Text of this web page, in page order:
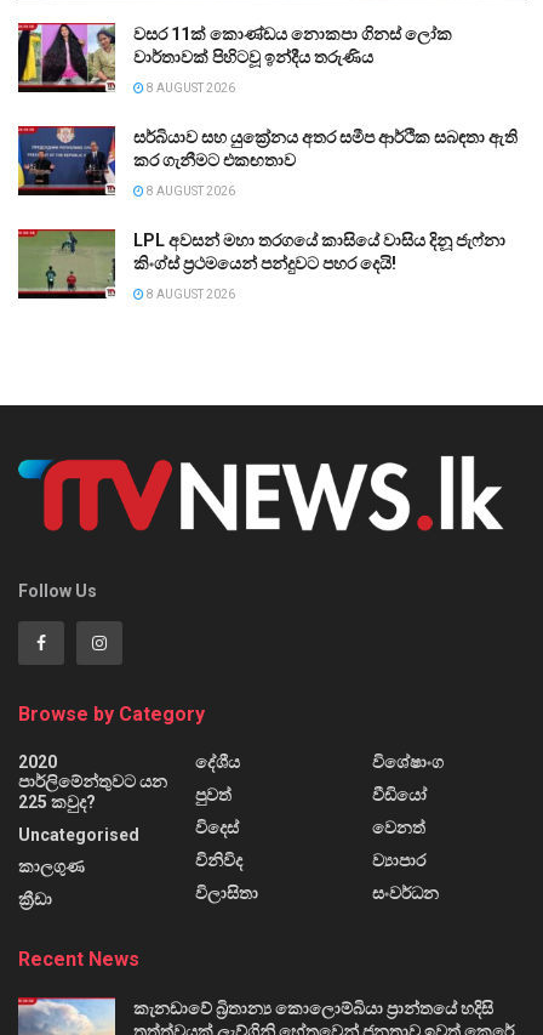
වසර 11ක් කොණ්ඩය නොකපා ගිනස් ලෝක
වාර්තාවක් පිහිටවූ ඉන්දීය තරුණිය
8 AUGUST 2026
සර්බියාව සහ යුක්‍රේනය අතර සමීප ආර්ථික සබඳතා ඇති
කර ගැනීමට එකඟතාව
8 AUGUST 2026
LPL අවසන් මහා තරගයේ කාසියේ වාසිය දිනූ ජැෆ්නා
කිංග්ස් ප්‍රථමයෙන් පන්දුවට පහර දෙයි!
8 AUGUST 2026
Follow Us
Browse by Category
2020
පාර්ලිමේන්තුවට යන
225 කවුද?
Uncategorised
කාලගුණ
ක්‍රීඩා
දේශීය
පුවත්
විදෙස්
විනිවිද
විලාසිතා
විශේෂාංග
වීඩියෝ
වෙනත්
ව්‍යාපාර
සංවර්ධන
Recent News
කැනඩාවේ බ්‍රිතාන්‍ය කොලොම්බියා ප්‍රාන්තයේ හදිසි
තත්ත්වයක් ලැව්ගිනි හේතුවෙන් ජනතාව ඉවත් කෙරේ